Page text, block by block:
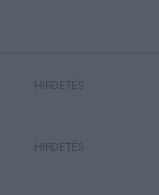
HIRDETÉS
HIRDETÉS